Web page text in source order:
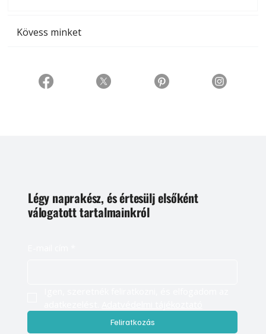
Kövess minket
Légy naprakész, és értesülj elsőként
válogatott tartalmainkról
Feliratkozás